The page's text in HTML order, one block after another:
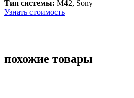
Тип системы: M42, Sony
Узнать стоимость
похожие товары